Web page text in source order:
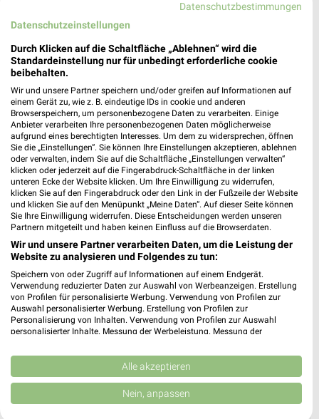
Opti Wohnwelt Prospekt für Butzbach
(Friedrich-Ludwig-Weidig-Stadt) ab Di.
den 26.05.
Küchentrends
Gültig von 26. Mai bis 30. Sep.
📅 Kalendereintrag erstellen
PROSPEKT BLÄTTERN
WASCHMASCHINEN, TROCKNER & KÜHLSCHRANK BIO
Datenschutzbestimmungen
Datenschutzeinstellungen
Durch Klicken auf die Schaltfläche „Ablehnen“ wird die
Standardeinstellung nur für unbedingt erforderliche cookie
beibehalten.
Wir und unsere Partner speichern und/oder greifen auf Informationen auf
einem Gerät zu, wie z. B. eindeutige IDs in cookie und anderen
Browserspeichern, um personenbezogene Daten zu verarbeiten. Einige
Anbieter verarbeiten Ihre personenbezogenen Daten möglicherweise
aufgrund eines berechtigten Interesses. Um dem zu widersprechen, öffnen
Sie die „Einstellungen“. Sie können Ihre Einstellungen akzeptieren, ablehnen
oder verwalten, indem Sie auf die Schaltfläche „Einstellungen verwalten“
klicken oder jederzeit auf die Fingerabdruck-Schaltfläche in der linken
unteren Ecke der Website klicken. Um Ihre Einwilligung zu widerrufen,
klicken Sie auf den Fingerabdruck oder den Link in der Fußzeile der Website
und klicken Sie auf den Menüpunkt „Meine Daten“. Auf dieser Seite können
Sie Ihre Einwilligung widerrufen. Diese Entscheidungen werden unseren
Partnern mitgeteilt und haben keinen Einfluss auf die Browserdaten.
Wir und unsere Partner verarbeiten Daten, um die Leistung der
Website zu analysieren und Folgendes zu tun:
Speichern von oder Zugriff auf Informationen auf einem Endgerät.
Verwendung reduzierter Daten zur Auswahl von Werbeanzeigen. Erstellung
von Profilen für personalisierte Werbung. Verwendung von Profilen zur
Auswahl personalisierter Werbung. Erstellung von Profilen zur
Personalisierung von Inhalten. Verwendung von Profilen zur Auswahl
personalisierter Inhalte. Messung der Werbeleistung. Messung der
Kombinationen von Daten aus verschiedenen Quellen. Entwicklung und
Verbesserung der Angebote. Verwendung reduzierter Daten zur Auswahl
von Inhalten.
Daten können außerhalb der Europäischen Union weitergegeben und in die
USA gesendet werden.
Alle akzeptieren
Nein, anpassen